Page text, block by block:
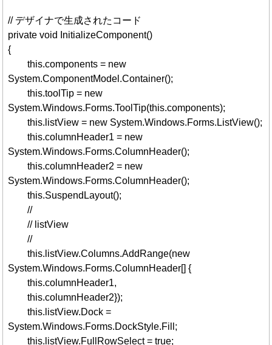
// デザイナで生成されたコード
private void InitializeComponent()
{
this.components = new
System.ComponentModel.Container();
this.toolTip = new
System.Windows.Forms.ToolTip(this.components);
this.listView = new System.Windows.Forms.ListView();
this.columnHeader1 = new
System.Windows.Forms.ColumnHeader();
this.columnHeader2 = new
System.Windows.Forms.ColumnHeader();
this.SuspendLayout();
//
// listView
//
this.listView.Columns.AddRange(new
System.Windows.Forms.ColumnHeader[] {
this.columnHeader1,
this.columnHeader2});
this.listView.Dock =
System.Windows.Forms.DockStyle.Fill;
this.listView.FullRowSelect = true;